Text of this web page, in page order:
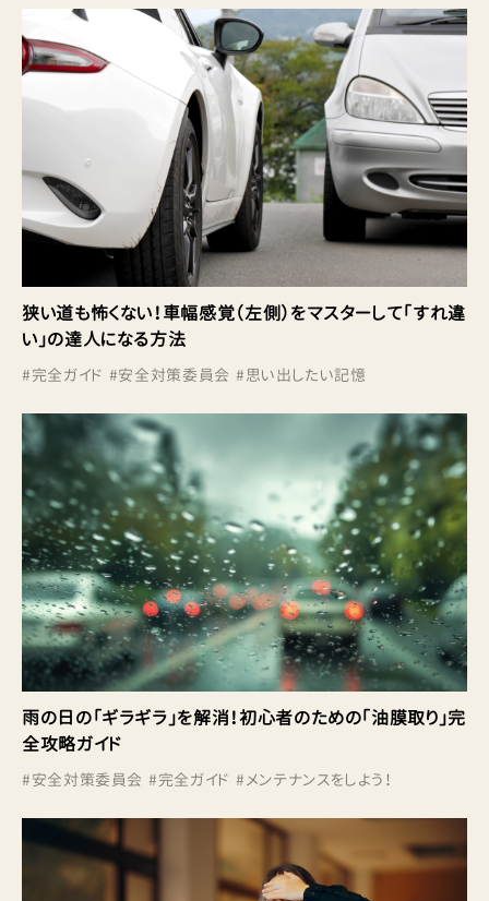
狭い道も怖くない！車幅感覚（左側）をマスターして「すれ違
い」の達人になる方法
#完全ガイド #安全対策委員会 #思い出したい記憶
雨の日の「ギラギラ」を解消！初心者のための「油膜取り」完
全攻略ガイド
#安全対策委員会 #完全ガイド #メンテナンスをしよう！